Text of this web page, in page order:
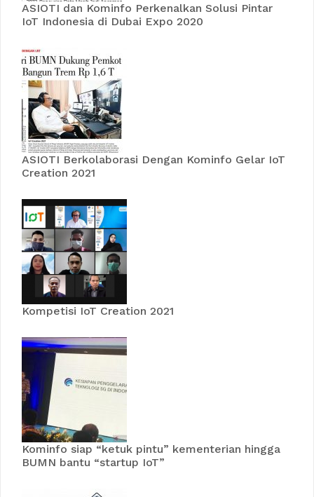
ASIOTI dan Kominfo Perkenalkan Solusi Pintar
IoT Indonesia di Dubai Expo 2020
ASIOTI Berkolaborasi Dengan Kominfo Gelar IoT
Creation 2021
Kompetisi IoT Creation 2021
Kominfo siap “ketuk pintu” kementerian hingga
BUMN bantu “startup IoT”